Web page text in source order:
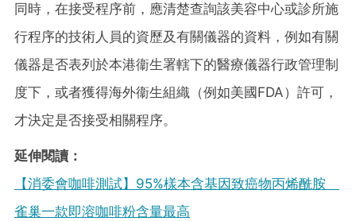
同時，在接受程序前，應清楚查詢該美容中心或診所施
行程序的技術人員的資歷及有關儀器的資料，例如有關
儀器是否表列於本港衞生署轄下的醫療儀器行政管理制
度下，或者獲得海外衞生組織（例如美國FDA）許可，
才決定是否接受相關程序。
延伸閱讀：
【消委會咖啡測試】95%樣本含基因致癌物丙烯酰胺
雀巢一款即溶咖啡粉含量最高